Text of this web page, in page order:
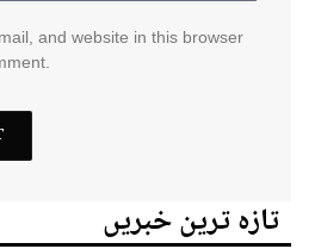
and website in this browser
تازہ ترین خبریں